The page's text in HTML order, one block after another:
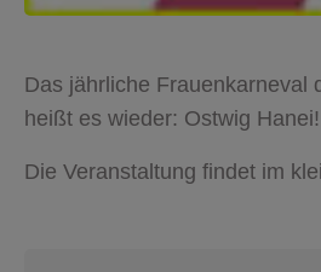
Das jährliche Frauenkarneval
heißt es wieder: Ostwig
Die Veranstaltung findet im